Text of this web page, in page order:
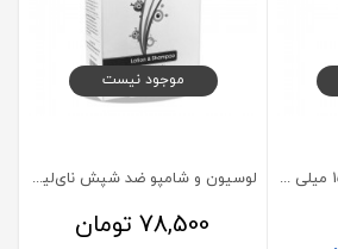
شامپو ضد شپش هگور 150 میلی لیتر
موجود نیست
لوسیون و شامپو ضد شپش نای‌لیس 100+100 میلی لیتر
78,500تومان